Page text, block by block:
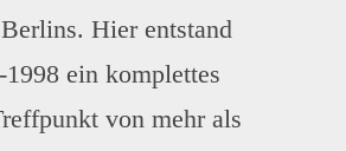
Hier entstand
ein komplettes
von mehr als